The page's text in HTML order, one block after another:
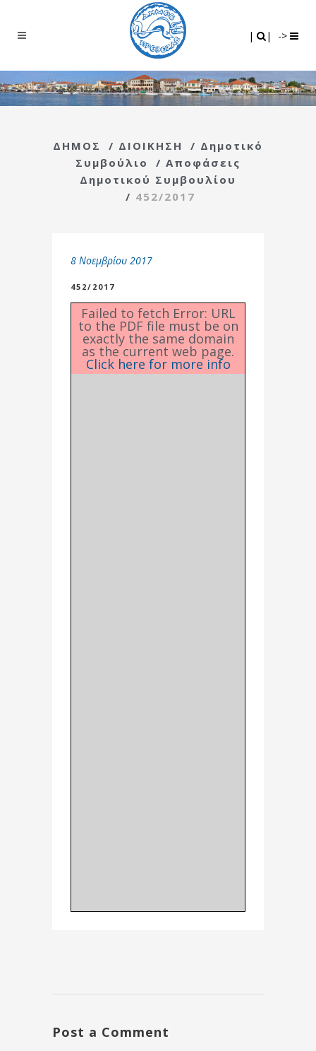
| | ->
ΔΗΜΟΣ / ΔΙΟΙΚΗΣΗ / Δημοτικό
Συμβούλιο
/ Αποφάσεις
Δημοτικού Συμβουλίου
/ 452/2017
8 Νοεμβρίου 2017
452/2017
Failed to fetch Error: URL
to the PDF file must be on
exactly the same domain
as the current web page.
Click here for more info
Post a Comment